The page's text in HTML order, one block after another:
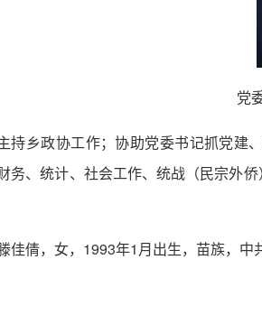
党
持乡政协工作；协助党委书记抓党建
务、统计、社会工作、统战（民宗外
佳倩，女，1993年1月出生，苗族，中